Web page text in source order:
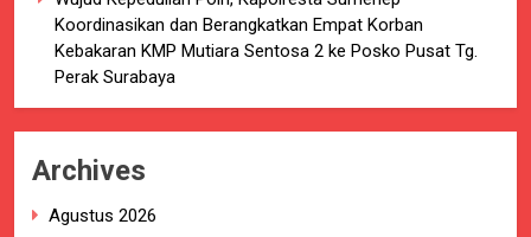
Koordinasikan dan Berangkatkan Empat Korban
Kebakaran KMP Mutiara Sentosa 2 ke Posko Pusat Tg.
Perak Surabaya
Archives
Agustus 2026